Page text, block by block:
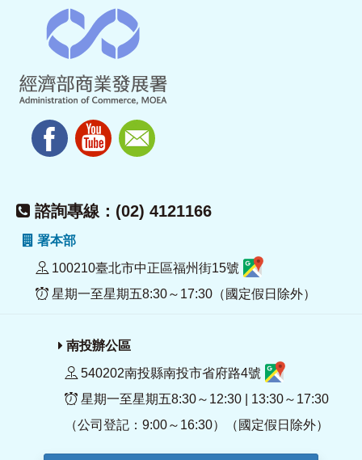
諮詢專線：(02) 4121166
署本部
100210臺北市中正區福州街15號
星期一至星期五8:30～17:30（國定假日除外）
南投辦公區
540202南投縣南投市省府路4號
星期一至星期五8:30～12:30 | 13:30～17:30
（公司登記：9:00～16:30）（國定假日除外）